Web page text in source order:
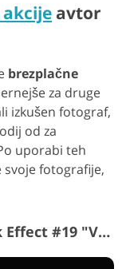
avtor
brezplačne
za druge
izkušen fotograf,
od za
uporabi teh
svoje fotografije,
Photoshop Actions Comic Book Effect #19 "VHS"